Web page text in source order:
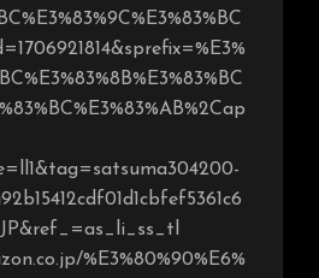
%E3%80%90%E6%